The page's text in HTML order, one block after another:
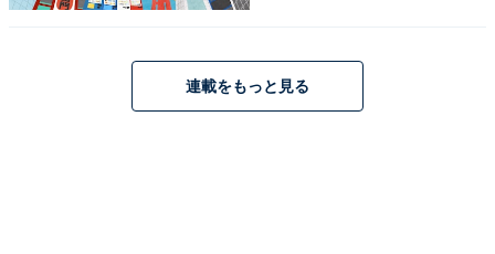
「北海道らしい定番?高品質なお土産が一通り揃
う。乳製品、野菜、スイーツ、加工品などバランス
連載をもっと見る